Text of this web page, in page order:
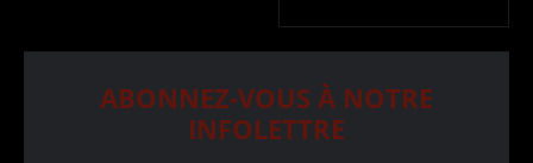
ABONNEZ-VOUS À NOTRE
INFOLETTRE